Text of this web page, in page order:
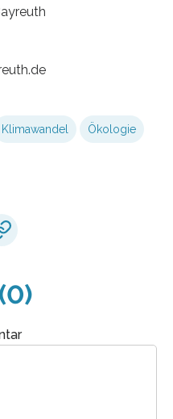
Klimawandel Ökologie